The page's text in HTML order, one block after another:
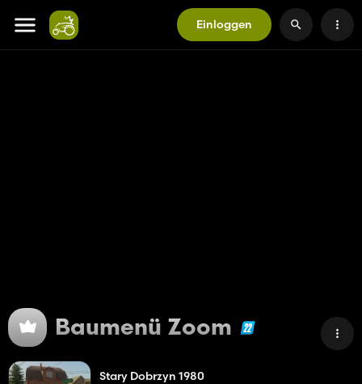
Einloggen
Baumenü Zoom
Stary Dobrzyn 1980